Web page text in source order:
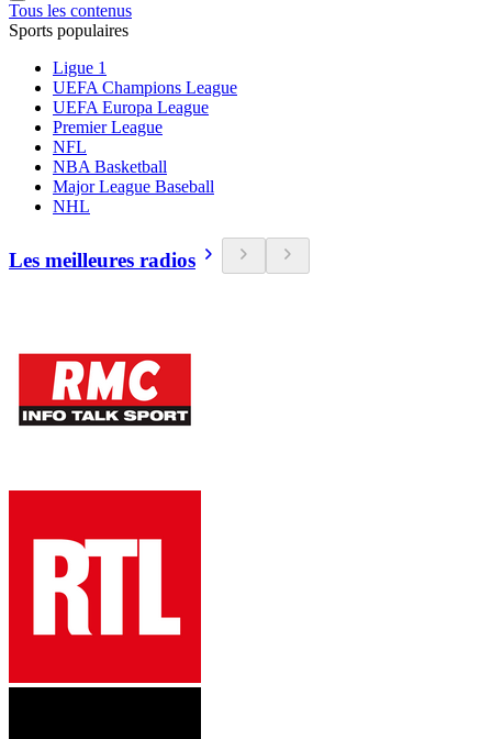
Tous les contenus
Sports populaires
Ligue 1
UEFA Champions League
UEFA Europa League
Premier League
NFL
NBA Basketball
Major League Baseball
NHL
Les meilleures radios